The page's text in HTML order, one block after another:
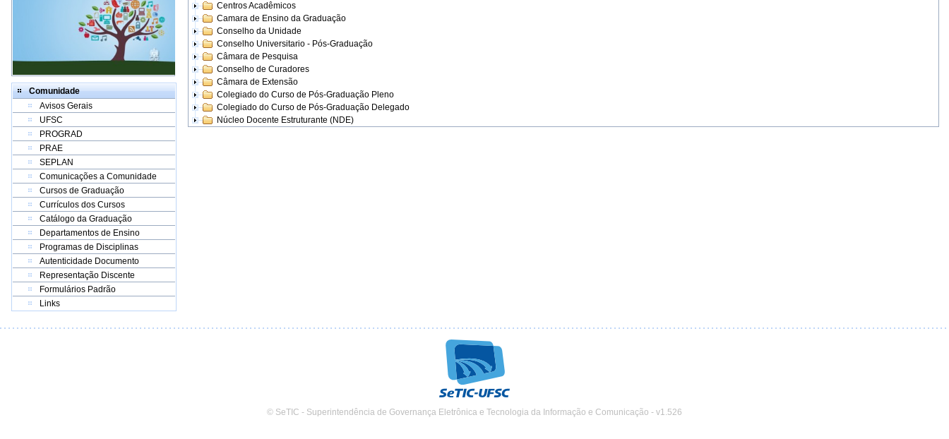
Comunidade
Avisos Gerais
UFSC
PROGRAD
PRAE
SEPLAN
Comunicações a Comunidade
Cursos de Graduação
Currículos dos Cursos
Catálogo da Graduação
Departamentos de Ensino
Programas de Disciplinas
Autenticidade Documento
Representação Discente
Formulários Padrão
Links
Centros Acadêmicos
Camara de Ensino da Graduação
Conselho da Unidade
Conselho Universitario - Pós-Graduação
Câmara de Pesquisa
Conselho de Curadores
Câmara de Extensão
Colegiado do Curso de Pós-Graduação Pleno
Colegiado do Curso de Pós-Graduação Delegado
Núcleo Docente Estruturante (NDE)
© SeTIC - Superintendência de Governança Eletrônica e Tecnologia da Informação e Comunicação - v1.526